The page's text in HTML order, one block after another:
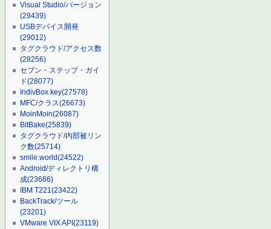
Visual Studio/バージョン
(29439)
USBデバイス開発
(29012)
タグクラウド/アクセス数
(28256)
セブン・ステップ・ガイ
ド(28077)
IndivBox.key(27578)
MFC/クラス(26673)
MoinMoin(26087)
BitBake(25839)
タグクラウド/内部被リン
ク数(25714)
smile.world(24522)
Android/ディレクトリ構
成(23686)
IBM T221(23422)
BackTrack/ツール
(23201)
VMware VIX API(23119)